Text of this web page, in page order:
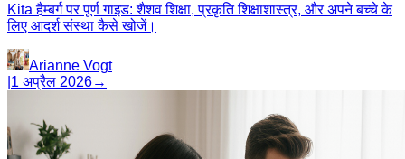
Kita हैम्बर्ग पर पूर्ण गाइड: शैशव शिक्षा, प्रकृति शिक्षाशास्त्र, और अपने बच्चे के
लिए आदर्श संस्था कैसे खोजें।
Arianne Vogt
1 अप्रैल 2026→